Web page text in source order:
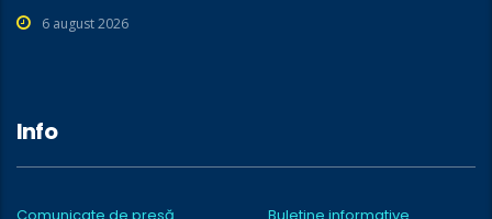
6 august 2026
Info
Comunicate de presă
Buletine informative